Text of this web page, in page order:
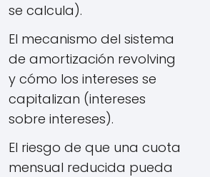
se calcula).
El mecanismo del sistema
de amortización revolving
y cómo los intereses se
capitalizan (intereses
sobre intereses).
El riesgo de que una cuota
mensual reducida pueda